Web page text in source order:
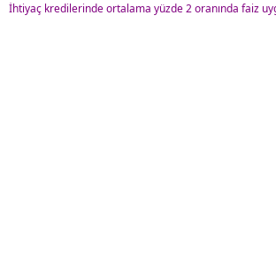
İhtiyaç kredilerinde ortalama yüzde 2 oranında faiz